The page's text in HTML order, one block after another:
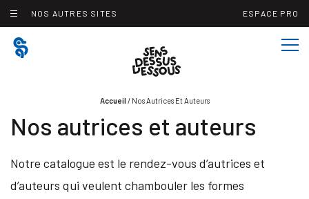
NOS AUTRES SITES ESPACE PRO
Accueil / Nos Autrices Et Auteurs
Nos autrices et auteurs
Notre catalogue est le rendez-vous d’autrices et
d’auteurs qui veulent chambouler les formes